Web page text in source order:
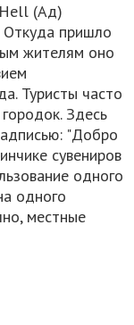
(Ад)
пришло
жителям оно
Туристы часто
Здесь
"Добро
сувениров
одного
одного
местные